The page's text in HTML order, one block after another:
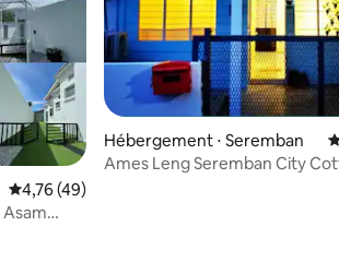
Évaluation moyenne sur la base de 49
4,76 (49)
Hébergement ⋅ Seremban
Ames Leng Seremban City